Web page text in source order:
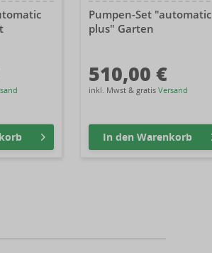
Pumpen-Set "automatic
plus" Garten
510,00 €
inkl. Mwst & gratis Versand
In den Warenkorb